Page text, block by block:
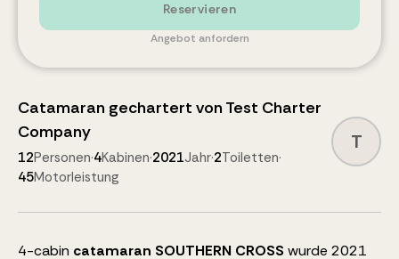
Reservieren
Angebot anfordern
Catamaran gechartert von Test Charter
Company
12Personen·4Kabinen·2021Jahr·2Toiletten·
45Motorleistung
T
4-cabin catamaran SOUTHERN CROSS wurde 2021